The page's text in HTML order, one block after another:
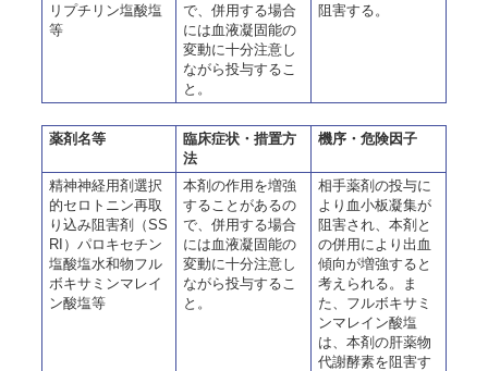
リプチリン塩酸塩
等
で、併用する場合
には血液凝固能の
変動に十分注意し
ながら投与するこ
と。
阻害する。
薬剤名等
臨床症状・措置方
法
機序・危険因子
精神神経用剤選択
的セロトニン再取
り込み阻害剤（SS
RI）パロキセチン
塩酸塩水和物フル
ボキサミンマレイ
ン酸塩等
本剤の作用を増強
することがあるの
で、併用する場合
には血液凝固能の
変動に十分注意し
ながら投与するこ
と。
相手薬剤の投与に
より血小板凝集が
阻害され、本剤と
の併用により出血
傾向が増強すると
考えられる。ま
た、フルボキサミ
ンマレイン酸塩
は、本剤の肝薬物
代謝酵素を阻害す